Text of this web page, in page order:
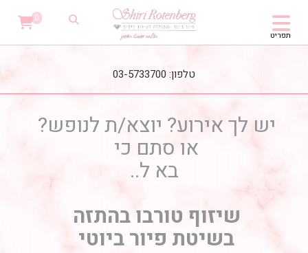
טלפון: 03-5733700
תפריט
0
יש לך אירוע? יוצא/ת לנופש?
או סתם כי
בא ל..
שיזוף טורבו בהתזה
בשיטת פיור ביוטי